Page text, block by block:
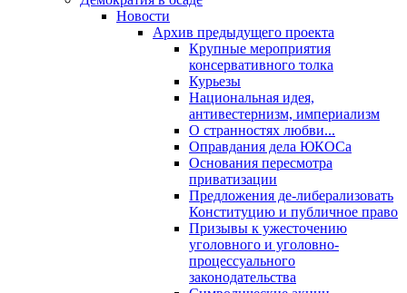
Новости
Архив предыдущего проекта
Крупные мероприятия
консервативного толка
Курьезы
Национальная идея,
антивестернизм, империализм
О странностях любви...
Оправдания дела ЮКОСа
Основания пересмотра
приватизации
Предложения де-либерализовать
Конституцию и публичное право
Призывы к ужесточению
уголовного и уголовно-
процессуального
законодательства